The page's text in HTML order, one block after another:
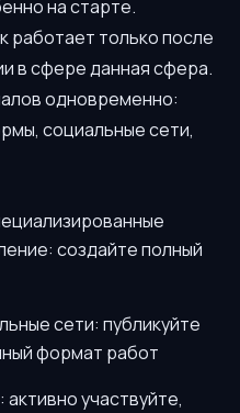
на старте.
работает только после
в сфере данная сфера.
одновременно:
социальные сети,
создайте полный
сети: публикуйте
формат работ
участвуйте,